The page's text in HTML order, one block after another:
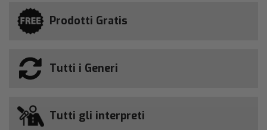
Prodotti Gratis
Tutti i Generi
Tutti gli interpreti